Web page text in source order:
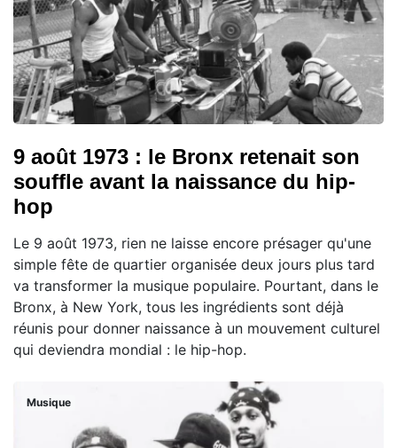
9 août 1973 : le Bronx retenait son
souffle avant la naissance du hip-
hop
Le 9 août 1973, rien ne laisse encore présager qu'une
simple fête de quartier organisée deux jours plus tard
va transformer la musique populaire. Pourtant, dans le
Bronx, à New York, tous les ingrédients sont déjà
réunis pour donner naissance à un mouvement culturel
qui deviendra mondial : le hip-hop.
Musique